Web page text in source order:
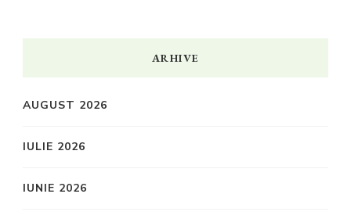
ARHIVE
AUGUST 2026
IULIE 2026
IUNIE 2026